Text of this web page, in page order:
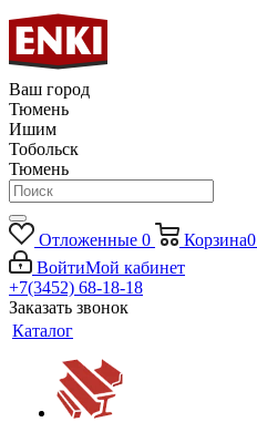
Ваш город
Тюмень
Ишим
Тобольск
Тюмень
Отложенные 0 Корзина0
ВойтиМой кабинет
+7(3452) 68-18-18
Заказать звонок
Каталог